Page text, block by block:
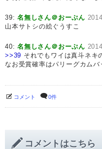
39:名無しさん＠おーぷん
山本サトシの絵ぐうすこ
40:名無しさん＠おーぷん
>>39 それでもワイは真斗ネキ
なお受賞確率はパリーグカム
コメント 0件
コメントはこちら